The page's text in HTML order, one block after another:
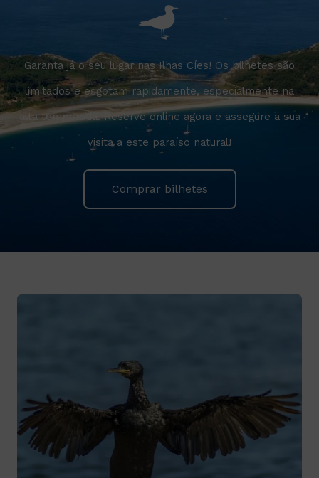
Garanta já o seu lugar nas Ilhas Cíes! Os bilhetes são
limitados e esgotam rapidamente, especialmente na
alta temporada. Reserve online agora e assegure a sua
visita a este paraíso natural!
Comprar bilhetes